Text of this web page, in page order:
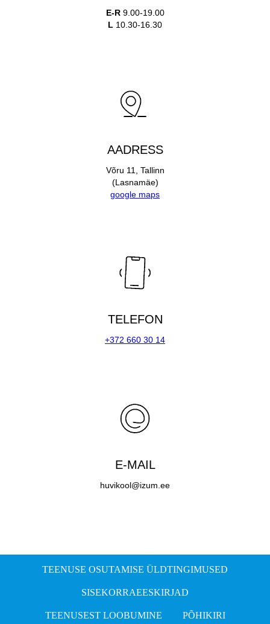
E-R9.00-19.00
L 10.30-16.30
AADRESS
Võru 11, Tallinn
(Lasnamäe)
google maps
TELEFON
+372 660 30 14
E-MAIL
huvikool@izum.ee
TEENUSE OSUTAMISE ÜLDTINGIMUSED
SISEKORRAEESKIRJAD
TEENUSEST LOOBUMINE PÕHIKIRI